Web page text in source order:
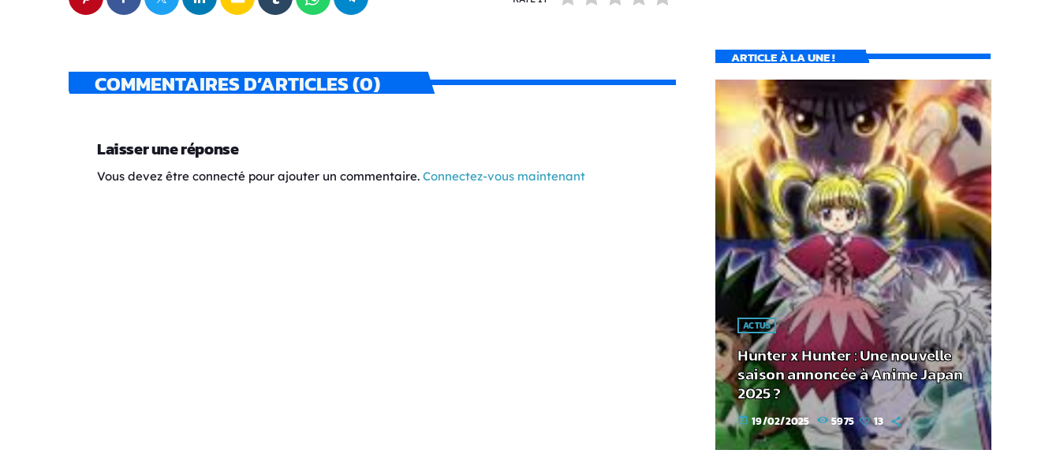
COMMENTAIRES D’ARTICLES (0)
Laisser une réponse
Vous devez être connecté pour ajouter un commentaire. Connectez-vous maintenant
ARTICLE À LA UNE !
ACTUS
Hunter x Hunter : Une nouvelle
saison annoncée à Anime Japan
2025 ?
today 19/02/2025 5975 13